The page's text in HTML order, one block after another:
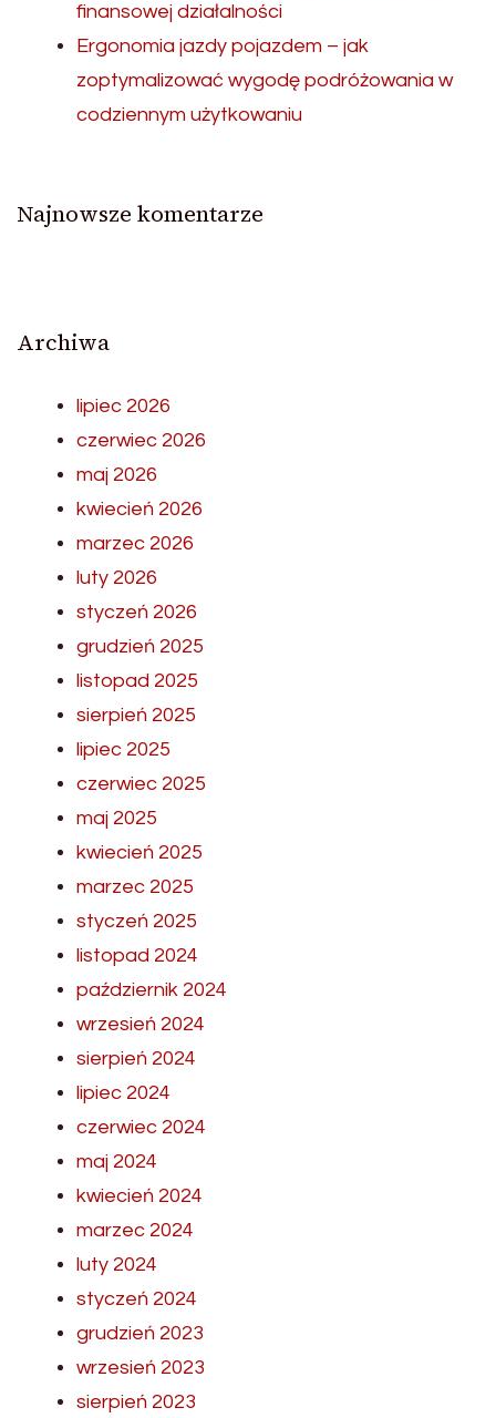
finansowej działalności
Ergonomia jazdy pojazdem – jak
zoptymalizować wygodę podróżowania w
codziennym użytkowaniu
Najnowsze komentarze
Archiwa
lipiec 2026
czerwiec 2026
maj 2026
kwiecień 2026
marzec 2026
luty 2026
styczeń 2026
grudzień 2025
listopad 2025
sierpień 2025
lipiec 2025
czerwiec 2025
maj 2025
kwiecień 2025
marzec 2025
styczeń 2025
listopad 2024
październik 2024
wrzesień 2024
sierpień 2024
lipiec 2024
czerwiec 2024
maj 2024
kwiecień 2024
marzec 2024
luty 2024
styczeń 2024
grudzień 2023
wrzesień 2023
sierpień 2023